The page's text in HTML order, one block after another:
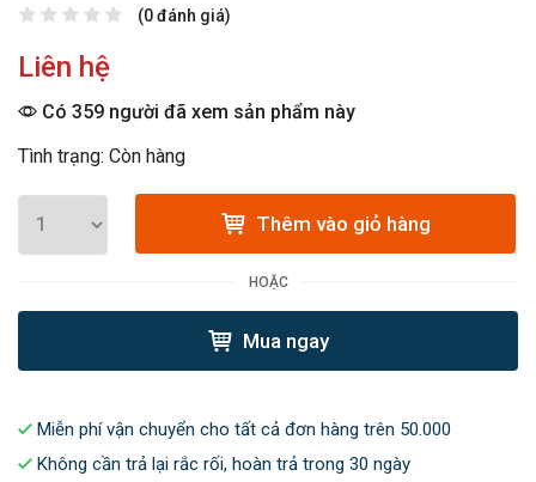
(0 đánh giá)
Liên hệ
Có 359 người đã xem sản phẩm này
Tình trạng: Còn hàng
Thêm vào giỏ hàng
HOẶC
Mua ngay
Miễn phí vận chuyển cho tất cả đơn hàng trên 50.000
Không cần trả lại rắc rối, hoàn trả trong 30 ngày